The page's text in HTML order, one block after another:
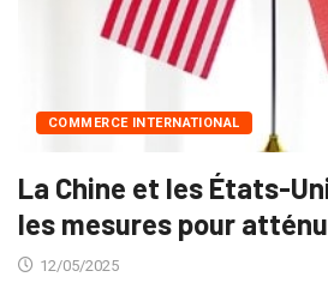
COMMERCE INTERNATIONAL
La Chine et les États-
les mesures pour
12/05/2025